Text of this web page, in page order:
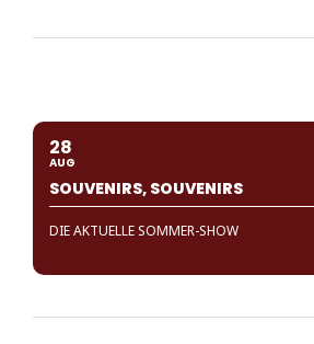
28
AUG
SOUVENIRS, SOUVENIRS
DIE AKTUELLE SOMMER-SHOW